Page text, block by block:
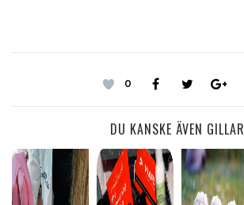
0
DU KANSKE ÄVEN GILLAR